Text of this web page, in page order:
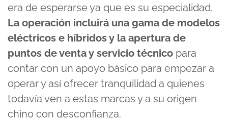
era de esperarse ya que es su especialidad.
La operación incluirá una gama de modelos
eléctricos e híbridos y la apertura de
puntos de venta y servicio técnico para
contar con un apoyo básico para empezar a
operar y así ofrecer tranquilidad a quienes
todavía ven a estas marcas y a su origen
chino con desconfianza.